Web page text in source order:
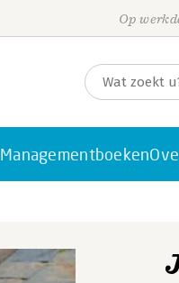
Op
Managementboeken